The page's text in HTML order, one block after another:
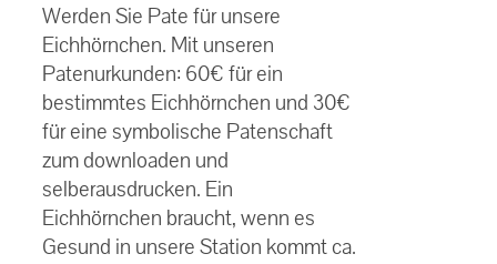
Werden Sie Pate für unsere
Eichhörnchen. Mit unseren
Patenurkunden: 60€ für ein
bestimmtes Eichhörnchen und 30€
für eine symbolische Patenschaft
zum downloaden und
selberausdrucken. Ein
Eichhörnchen braucht, wenn es
Gesund in unsere Station kommt ca.